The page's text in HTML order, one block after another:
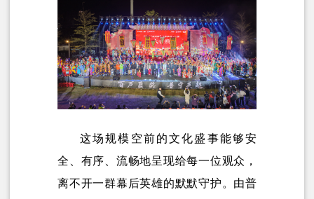
这场规模空前的文化盛事能够安
全、有序、流畅地呈现给每一位观众，
离不开一群幕后英雄的默默守护。由普